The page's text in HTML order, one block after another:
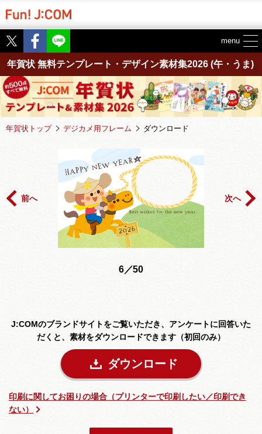
Twitter Facebook
menu
年賀状 無料テンプレート・デザイン素材集2026 (午・うま)
年賀状トップ デジカメ用フレーム ダウンロード
6／50
J:COMのブランドサイトをご覧いただき、 アンケートに回答いた
だくと、素材をダウンロードできます（初回のみ）
ダウンロード
印刷に関してお困りの場合（プリンターで印刷したい／印刷でき
ない）